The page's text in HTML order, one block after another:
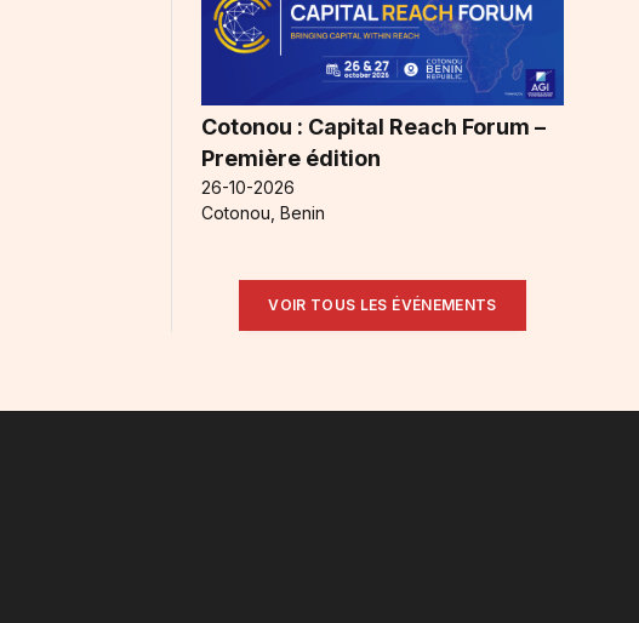
Cotonou : Capital Reach Forum –
Première édition
26-10-2026
Cotonou, Benin
VOIR TOUS LES ÉVÉNEMENTS